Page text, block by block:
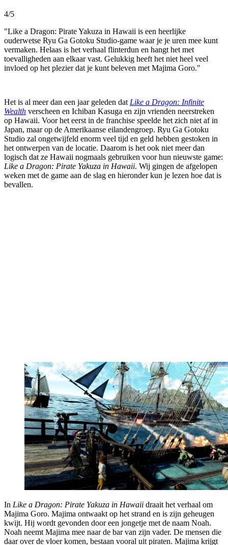
4/5
"Like a Dragon: Pirate Yakuza in Hawaii is een heerlijke
ouderwetse Ryu Ga Gotoku Studio-game waar je je uren mee kunt
vermaken. Helaas is het verhaal flinterdun en hangt het met
toevalligheden aan elkaar vast. Gelukkig heeft het niet heel veel
invloed op het plezier dat je kunt beleven met Majima Goro."
Het is al meer dan een jaar geleden dat Like a Dragon: Infinite
Wealth verscheen en Ichiban Kasuga en zijn vrienden neerstreken
op Hawaii. Voor het eerst in de franchise speelde het zich niet af in
Japan, maar op de Amerikaanse eilandengroep. Ryu Ga Gotoku
Studio zal ongetwijfeld enorm veel tijd en geld hebben gestoken in
het ontwerpen van de locatie. Daarom is het ook niet meer dan
logisch dat ze Hawaii nogmaals gebruiken voor hun nieuwste game:
Like a Dragon: Pirate Yakuza in Hawaii. Wij gingen de afgelopen
weken met de game aan de slag en hieronder kun je lezen hoe dat is
bevallen.
In Like a Dragon: Pirate Yakuza in Hawaii draait het verhaal om
Majima Goro. Majima ontwaakt op het strand en is zijn geheugen
kwijt. Hij wordt gevonden door een jongetje met de naam Noah.
Noah neemt Majima mee naar de bar van zijn vader. De mensen die
daar over de vloer komen, bestaan vooral uit piraten. Majima krijgt